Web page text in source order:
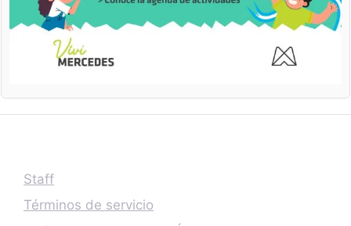
Staff
Términos de servicio